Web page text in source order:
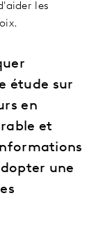
les
étude sur
en
et
une